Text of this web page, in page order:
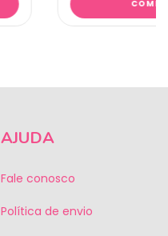
AJUDA
Fale conosco
Política de envio